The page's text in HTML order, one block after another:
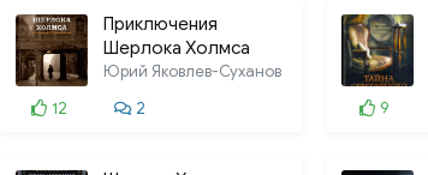
Приключения
Шерлока Холмса
Юрий Яковлев-Суханов
12
2 9